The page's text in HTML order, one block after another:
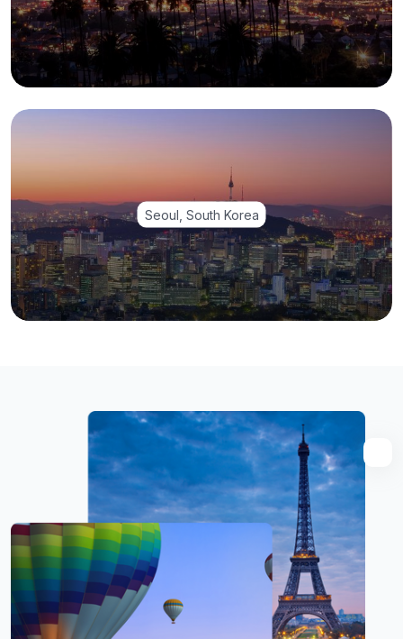
Seoul, South Korea